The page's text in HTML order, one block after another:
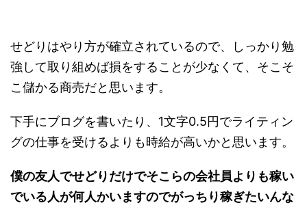
せどりはやり方が確立されているので、しっかり勉
強して取り組めば損をすることが少なくて、そこそ
こ儲かる商売だと思います。
下手にブログを書いたり、1文字0.5円でライティン
グの仕事を受けるよりも時給が高いかと思います。
僕の友人でせどりだけでそこらの会社員よりも稼い
でいる人が何人かいますのでがっちり稼ぎたいんな